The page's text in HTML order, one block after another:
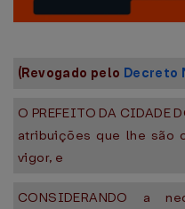
(Revogado pelo Decreto
O PREFEITO DA CIDADE
atribuições que lhe são
vigor, e
CONSIDERANDO a